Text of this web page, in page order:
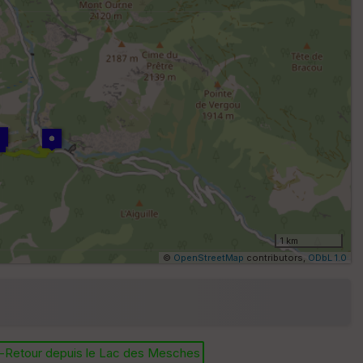
v
1 km
© OpenStreetMap contributors, ODbL 1.0
depuis le Lac des Mesches